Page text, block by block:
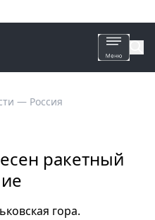
— Россия
ракетный
гора.